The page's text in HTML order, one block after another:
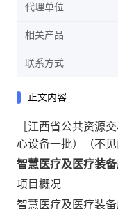
代理单位
相关产品
联系方式
正文内容
［江西省公共资源
心设备一批）（不见
智慧医疗及医疗装
项目概况
智慧医疗及医疗装